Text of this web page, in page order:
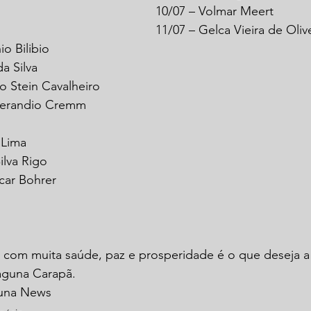
10/07 – Volmar Meert
11/07 – Gelca Vieira de
Bilibio
Silva
Stein Cavalheiro
Cremm
Rigo
Bohrer
com muita saúde, paz e prosperidade é o que deseja
Carapã.
News